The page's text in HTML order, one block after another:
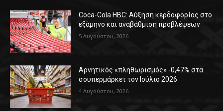
Coca-Cola HBC: Αύξηση κερδοφορίας στο
εξάμηνο και αναβάθμιση προβλέψεων
5 Αυγούστου, 2026
Αρνητικός «πληθωρισμός» -0,47% στα
σουπερμάρκετ τον Ιούλιο 2026
4 Αυγούστου, 2026